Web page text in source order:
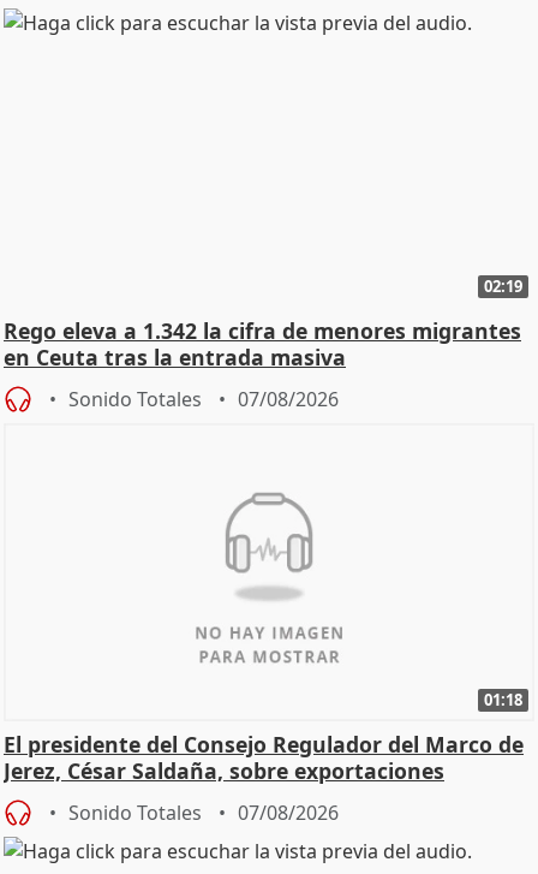
02:19
Rego eleva a 1.342 la cifra de menores migrantes
en Ceuta tras la entrada masiva
Sonido Totales 07/08/2026
01:18
El presidente del Consejo Regulador del Marco de
Jerez, César Saldaña, sobre exportaciones
Sonido Totales 07/08/2026